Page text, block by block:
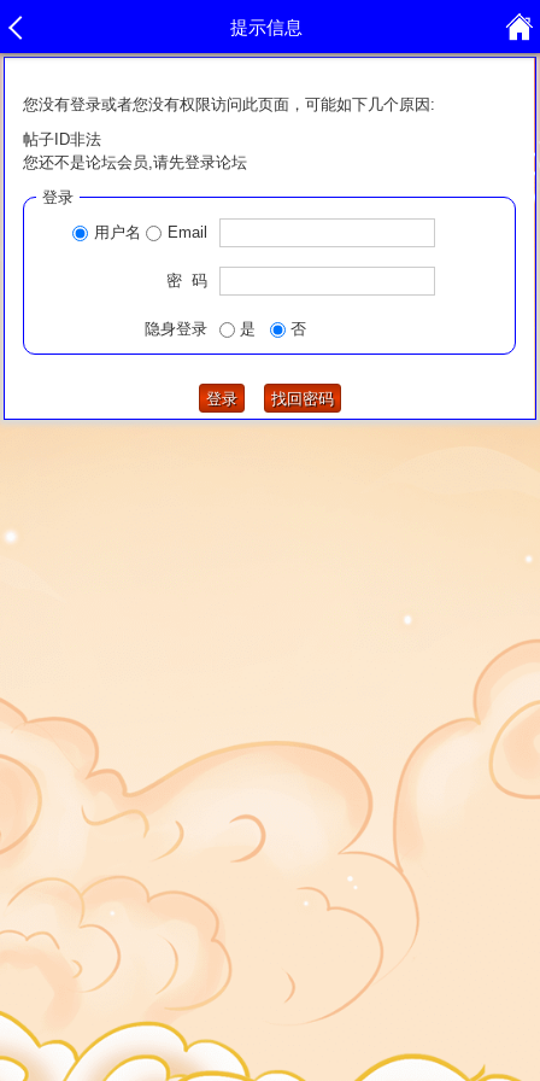
提示信息
您没有登录或者您没有权限访问此页面，可能如下几个原因:
帖子ID非法
您还不是论坛会员,请先登录论坛
登录
用户名
Email
密 码
隐身登录 是 否